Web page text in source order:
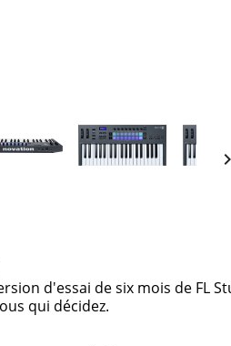

d'essai de six mois de FL
qui décidez.